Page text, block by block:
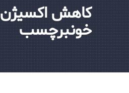
کاهش اکسیژن
خونبرچسب